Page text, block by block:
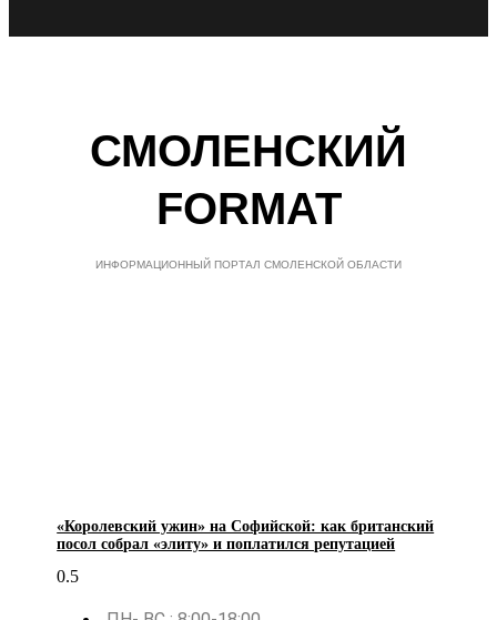
СМОЛЕНСКИЙ
FORMAT
ИНФОРМАЦИОННЫЙ ПОРТАЛ СМОЛЕНСКОЙ ОБЛАСТИ
«Королевский ужин» на Софийской: как британский
посол собрал «элиту» и поплатился репутацией